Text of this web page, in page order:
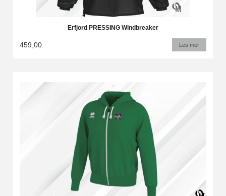
Erfjord PRESSING Windbreaker
459,00 Les mer